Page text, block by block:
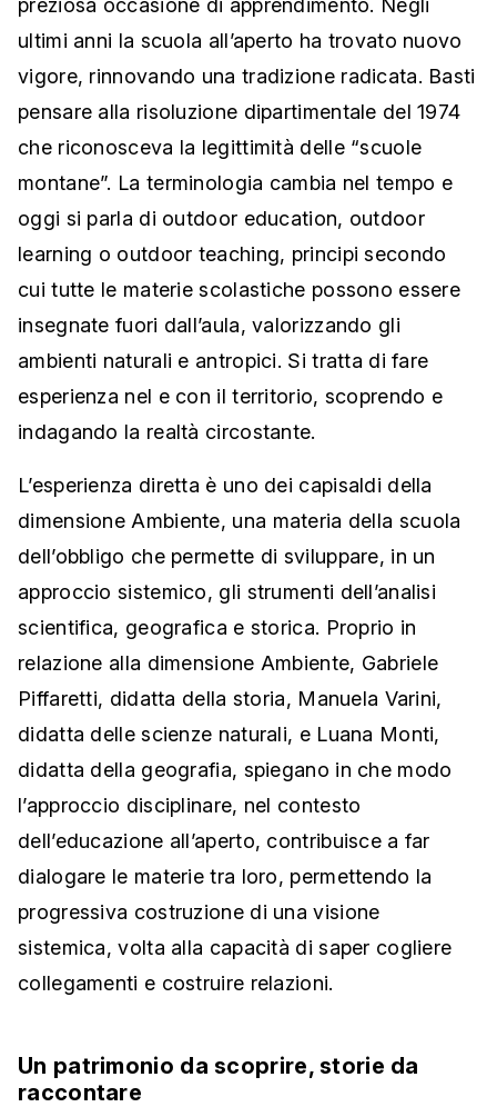
preziosa occasione di apprendimento. Negli
ultimi anni la scuola all’aperto ha trovato nuovo
vigore, rinnovando una tradizione radicata. Basti
pensare alla risoluzione dipartimentale del 1974
che riconosceva la legittimità delle “scuole
montane”. La terminologia cambia nel tempo e
oggi si parla di outdoor education, outdoor
learning o outdoor teaching, principi secondo
cui tutte le materie scolastiche possono essere
insegnate fuori dall’aula, valorizzando gli
ambienti naturali e antropici. Si tratta di fare
esperienza nel e con il territorio, scoprendo e
indagando la realtà circostante.
L’esperienza diretta è uno dei capisaldi della
dimensione Ambiente, una materia della scuola
dell’obbligo che permette di sviluppare, in un
approccio sistemico, gli strumenti dell’analisi
scientifica, geografica e storica. Proprio in
relazione alla dimensione Ambiente, Gabriele
Piffaretti, didatta della storia, Manuela Varini,
didatta delle scienze naturali, e Luana Monti,
didatta della geografia, spiegano in che modo
l’approccio disciplinare, nel contesto
dell’educazione all’aperto, contribuisce a far
dialogare le materie tra loro, permettendo la
progressiva costruzione di una visione
sistemica, volta alla capacità di saper cogliere
collegamenti e costruire relazioni.
Un patrimonio da scoprire, storie da
raccontare